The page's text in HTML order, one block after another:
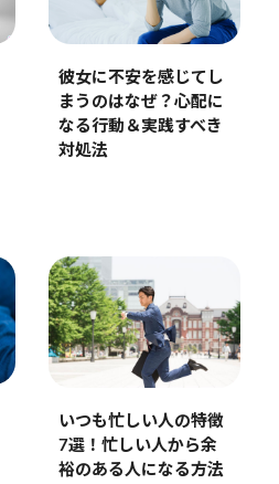
彼女に不安を感じてし
まうのはなぜ？心配に
なる行動＆実践すべき
対処法
いつも忙しい人の特徴
7選！忙しい人から余
裕のある人になる方法